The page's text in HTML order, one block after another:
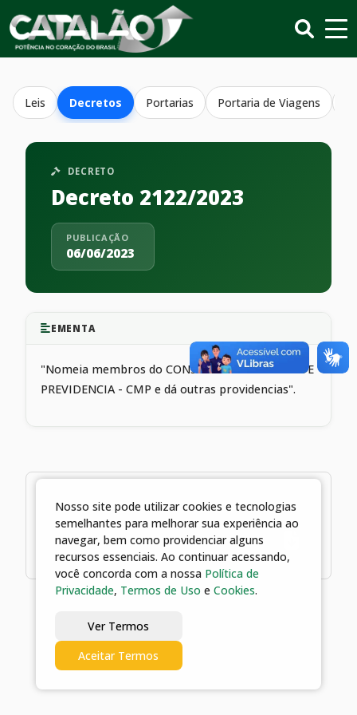
Leis Decretos Portarias Portaria de Viagens
DECRETO
Decreto 2122/2023
PUBLICAÇÃO
06/06/2023
EMENTA
"Nomeia membros do CONSELHO MUNICIPAL DE
PREVIDENCIA - CMP e dá outras providencias".
06/06/2023 09:52 | Decreto nº 2122,
de 06 de junho de 2023
Nosso site pode utilizar cookies e tecnologias
semelhantes para melhorar sua experiência ao
navegar, bem como providenciar alguns
recursos essenciais. Ao continuar acessando,
você concorda com a nossa Política de
Privacidade, Termos de Uso e Cookies.
Ver Termos
Aceitar Termos